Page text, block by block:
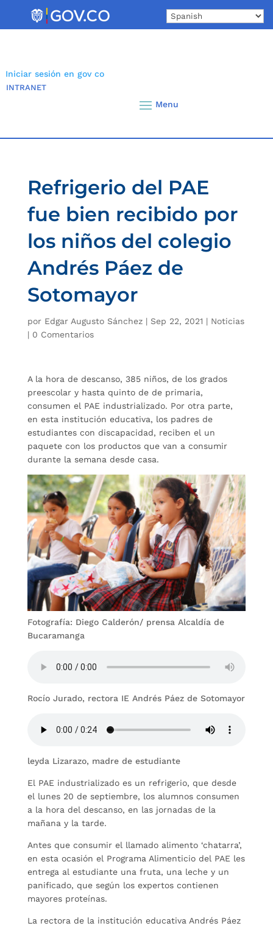
Iniciar sesión en gov co
INTRANET
Refrigerio del PAE
fue bien recibido por
los niños del colegio
Andrés Páez de
Sotomayor
por Edgar Augusto Sánchez| Sep 22, 2021 | Noticias
| 0 Comentarios
A la hora de descanso, 385 niños, de los grados
preescolar y hasta quinto de de primaria,
consumen el PAE industrializado. Por otra parte,
en esta institución educativa, los padres de
estudiantes con discapacidad, reciben el un
paquete con los productos que van a consumir
durante la semana desde casa.
Fotografía: Diego Calderón/ prensa Alcaldía de
Bucaramanga
Rocío Jurado, rectora IE Andrés Páez de Sotomayor
leyda Lizarazo, madre de estudiante
El PAE industrializado es un refrigerio, que desde
el lunes 20 de septiembre, los alumnos consumen
a la hora del descanso, en las jornadas de la
mañana y la tarde.
Antes que consumir el llamado alimento ‘chatarra’,
en esta ocasión el Programa Alimenticio del PAE les
entrega al estudiante una fruta, una leche y un
panificado, que según los expertos contienen
mayores proteínas.
La rectora de la institución educativa Andrés Páez